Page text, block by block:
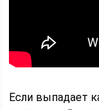
Если выпадает